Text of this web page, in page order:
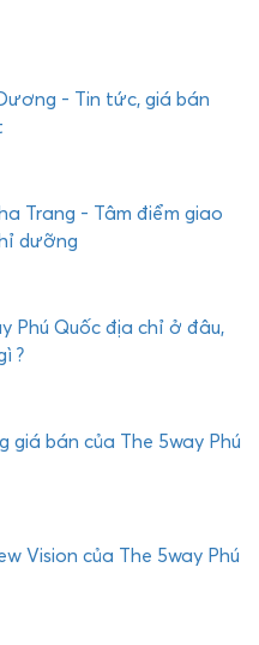
- Tin tức, giá bán
Trang - Tâm điểm giao
dưỡng
Phú Quốc địa chỉ ở đâu,
?
giá bán của The 5way Phú
Vision của The 5way Phú